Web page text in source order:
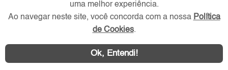
uma melhor experiência.
Ao navegar neste site, você concorda com a nossa Política
de Cookies.
Ok, Entendi!